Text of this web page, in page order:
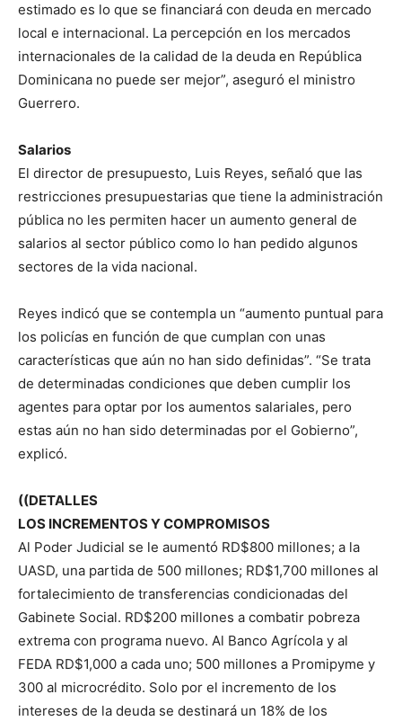
estimado es lo que se financiará con deuda en mercado
local e internacional. La percepción en los mercados
internacionales de la calidad de la deuda en República
Dominicana no puede ser mejor”, aseguró el ministro
Guerrero.
Salarios
El director de presupuesto, Luis Reyes, señaló que las
restricciones presupuestarias que tiene la administración
pública no les permiten hacer un aumento general de
salarios al sector público como lo han pedido algunos
sectores de la vida nacional.
Reyes indicó que se contempla un “aumento puntual para
los policías en función de que cumplan con unas
características que aún no han sido definidas”. “Se trata
de determinadas condiciones que deben cumplir los
agentes para optar por los aumentos salariales, pero
estas aún no han sido determinadas por el Gobierno”,
explicó.
((DETALLES
LOS INCREMENTOS Y COMPROMISOS
Al Poder Judicial se le aumentó RD$800 millones; a la
UASD, una partida de 500 millones; RD$1,700 millones al
fortalecimiento de transferencias condicionadas del
Gabinete Social. RD$200 millones a combatir pobreza
extrema con programa nuevo. Al Banco Agrícola y al
FEDA RD$1,000 a cada uno; 500 millones a Promipyme y
300 al microcrédito. Solo por el incremento de los
intereses de la deuda se destinará un 18% de los